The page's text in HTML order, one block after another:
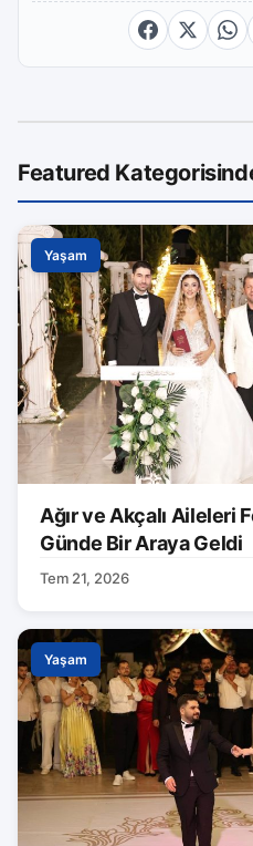
Featured
Yaşam
Ağır ve Akçalı Aileleri
Günde Bir Araya Geldi
Tem 21, 2026
Yaşam